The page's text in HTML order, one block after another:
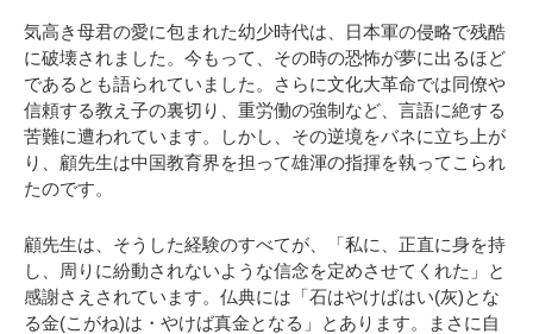
気高き母君の愛に包まれた幼少時代は、日本軍の侵略で残酷
に破壊されました。今もって、その時の恐怖が夢に出るほど
であるとも語られていました。さらに文化大革命では同僚や
信頼する教え子の裏切り、重労働の強制など、言語に絶する
苦難に遭われています。しかし、その逆境をバネに立ち上が
り、顧先生は中国教育界を担って雄渾の指揮を執ってこられ
たのです。
顧先生は、そうした経験のすべてが、「私に、正直に身を持
し、周りに紛動されないような信念を定めさせてくれた」と
感謝さえされています。仏典には「石はやけばはい(灰)とな
る金(こがね)は・やけば真金となる」とあります。まさに自